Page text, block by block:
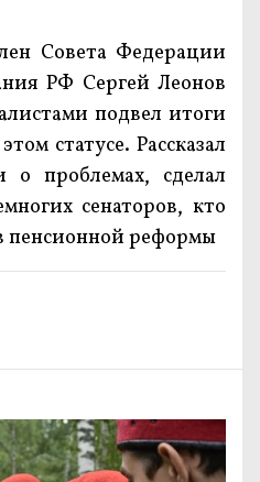
Совета Федерации
РФ Сергей Леонов
подвел итоги
статусе. Рассказал
о проблемах, сделал
сенаторов, кто
пенсионной реформы